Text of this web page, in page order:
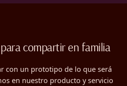
compartir en familia
con un prototipo de lo que será
en nuestro producto y servicio